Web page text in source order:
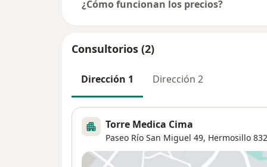
¿Cómo funcionan los precios?
Consultorios (2)
Dirección 1 Dirección 2
Torre Medica Cima
Paseo Río San Miguel 49, Hermosillo